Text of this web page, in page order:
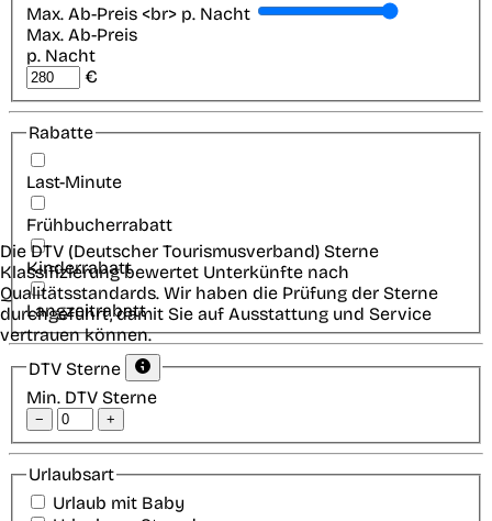
Max. Ab-Preis <br> p. Nacht
Max. Ab-Preis
p. Nacht
€
Rabatte
Last-Minute
Frühbucherrabatt
Kinderrabatt
Langzeitrabatt
DTV Sterne
Min. DTV Sterne
− +
Die DTV (Deutscher Tourismusverband) Sterne
Klassifizierung bewertet Unterkünfte nach
Qualitätsstandards. Wir haben die Prüfung der Sterne
durchgeführt, damit Sie auf Ausstattung und Service
vertrauen können.
Urlaubsart
Urlaub mit Baby